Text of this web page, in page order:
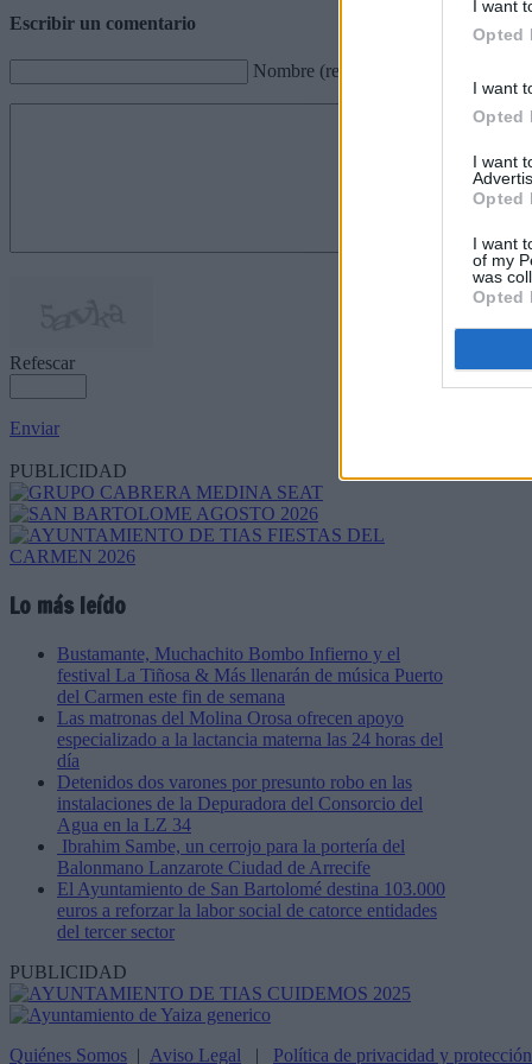
I want
Opted
I want
Opted
I want
Opted
I want
of my
was
Opted
Escribir un comentario
Nombre (requerido)
Refescar
Enviar
PUBLICIDAD
Lo más leído
Bustamante, Muchachito Bombo Infierno y el
festival La Tiñosa & Más llenarán de música Puerto
del Carmen este fin de semana
Las matronas del Molina Orosa ofrecen apoyo
especializado a la lactancia materna las 24 horas del
día
Detenidos dos varones por presunto robo en las
instalaciones de la Depuradora del Consorcio del
Agua en la LZ 34
Ibrahim Sambe, un cerrojo para la portería del
Balonmano Lanzarote Ciudad de Arrecife
El Ayuntamiento de San Bartolomé destina 103.000
euros a reforzar la labor social de catorce entidades
del tercer sector
PUBLICIDAD
Quiénes Somos | Aviso Legal | Política de privacidad y